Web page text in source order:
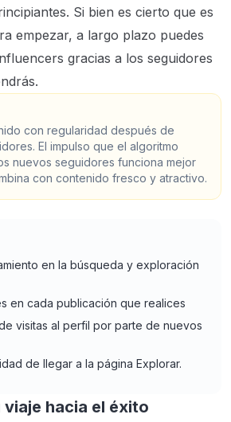
Si bien es cierto que es
empezar, a largo plazo puedes
gracias a los seguidores
con regularidad después de
El impulso que el algoritmo
nuevos seguidores funciona mejor
con contenido fresco y atractivo.
en la búsqueda y exploración
en cada publicación que realices
visitas al perfil por parte de nuevos
de llegar a la página Explorar.
viaje hacia el éxito